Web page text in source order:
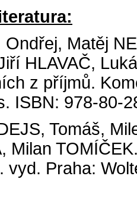
Ondřej, Matěj
HLAVAČ,
z příjmů.
ISBN: 978-80-
Tomáš,
Milan
vyd. Praha: